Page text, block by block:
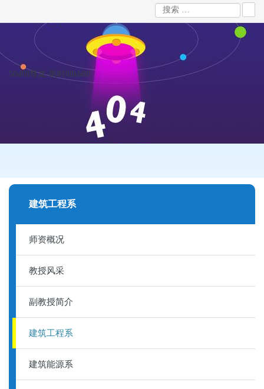
58d88尊龙-凯时88kb88
建筑工程系
师资概况
教授风采
副教授简介
建筑工程系
建筑能源系